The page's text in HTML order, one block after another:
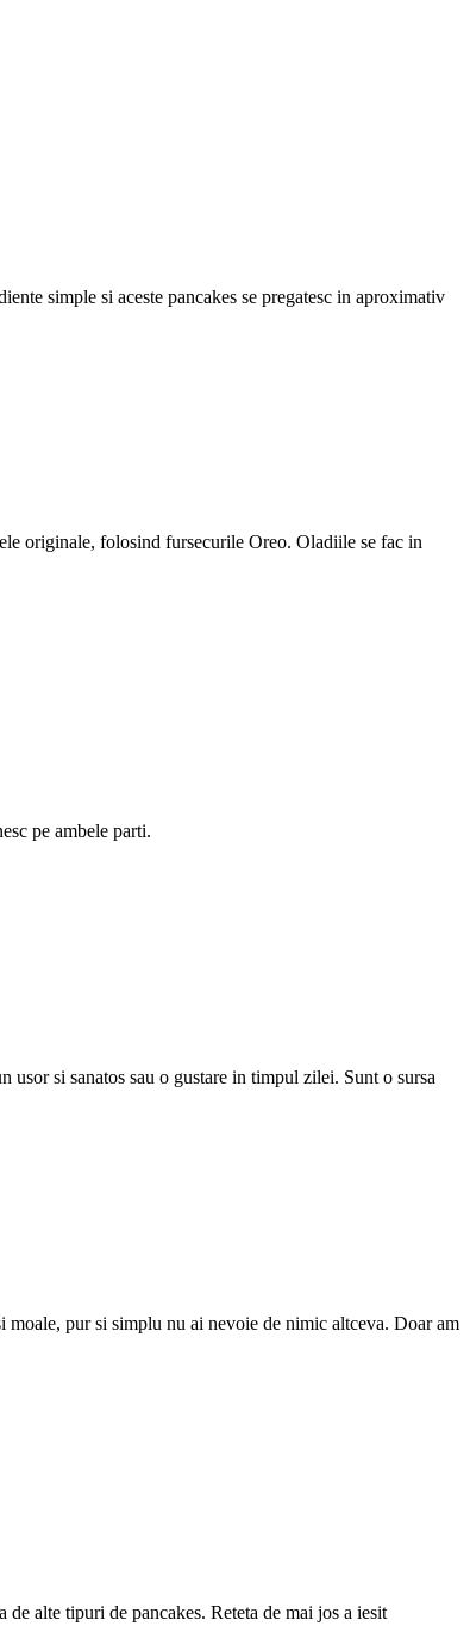
simple si aceste pancakes se pregatesc in aproximativ
originale, folosind fursecurile Oreo. Oladiile se fac in
pe ambele parti.
usor si sanatos sau o gustare in timpul zilei. Sunt o sursa
pur si simplu nu ai nevoie de nimic altceva. Doar am
de alte tipuri de pancakes. Reteta de mai jos a iesit